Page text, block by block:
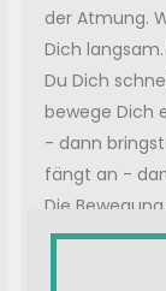
der Atmung.
Dich
Du Dich
bewege Dich
- dann
fängt an -
Die
Ende ist.